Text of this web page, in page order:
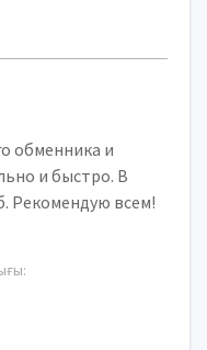
обменника и
и быстро. В
Рекомендую всем!